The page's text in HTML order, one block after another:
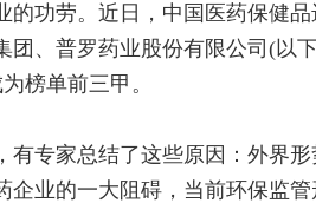
的功劳。近日，中国医药保健
、普罗药业股份有限公司(以
榜单前三甲。
有专家总结了这些原因：外界
企业的一大阻碍，当前环保监